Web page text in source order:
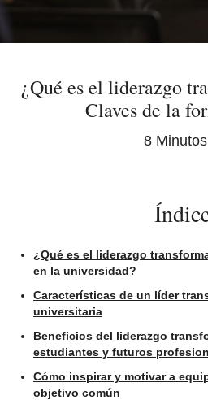
¿Qué es el liderazgo
Claves de la
8 Minutos
¿Qué es el liderazgo
en la universidad?
Características de un líder
universitaria
Beneficios del liderazgo
estudiantes y futuros
Cómo inspirar y motivar a
objetivo común